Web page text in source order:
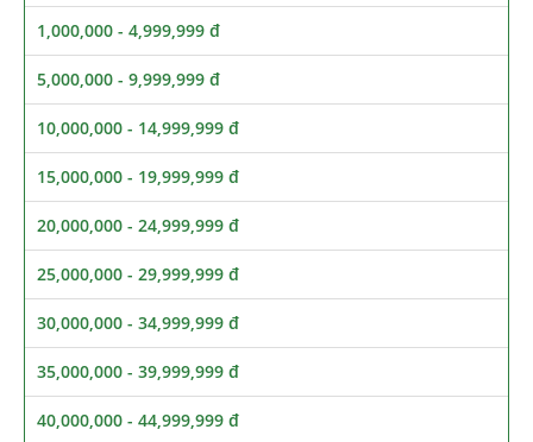
1,000,000 - 4,999,999 đ
5,000,000 - 9,999,999 đ
10,000,000 - 14,999,999 đ
15,000,000 - 19,999,999 đ
20,000,000 - 24,999,999 đ
25,000,000 - 29,999,999 đ
30,000,000 - 34,999,999 đ
35,000,000 - 39,999,999 đ
40,000,000 - 44,999,999 đ